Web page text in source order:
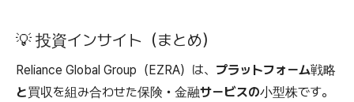
💡 投資インサイト（まとめ）
Reliance Global Group（EZRA）は、 プラットフォーム戦略
と買収を組み合わせた保険・金融サービスの小型株です。